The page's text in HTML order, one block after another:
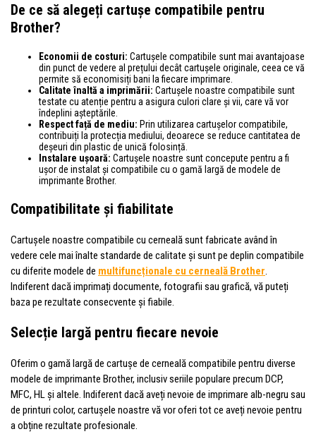
De ce să alegeți cartușe compatibile pentru
Brother?
Economii de costuri: Cartușele compatibile sunt mai avantajoase
din punct de vedere al prețului decât cartușele originale, ceea ce vă
permite să economisiți bani la fiecare imprimare.
Calitate înaltă a imprimării: Cartușele noastre compatibile sunt
testate cu atenție pentru a asigura culori clare și vii, care vă vor
îndeplini așteptările.
Respect față de mediu: Prin utilizarea cartușelor compatibile,
contribuiți la protecția mediului, deoarece se reduce cantitatea de
deșeuri din plastic de unică folosință.
Instalare ușoară: Cartușele noastre sunt concepute pentru a fi
ușor de instalat și compatibile cu o gamă largă de modele de
imprimante Brother.
Compatibilitate și fiabilitate
Cartușele noastre compatibile cu cerneală sunt fabricate având în
vedere cele mai înalte standarde de calitate și sunt pe deplin compatibile
cu diferite modele de multifuncționale cu cerneală Brother.
Indiferent dacă imprimați documente, fotografii sau grafică, vă puteți
baza pe rezultate consecvente și fiabile.
Selecție largă pentru fiecare nevoie
Oferim o gamă largă de cartușe de cerneală compatibile pentru diverse
modele de imprimante Brother, inclusiv seriile populare precum DCP,
MFC, HL și altele. Indiferent dacă aveți nevoie de imprimare alb-negru sau
de printuri color, cartușele noastre vă vor oferi tot ce aveți nevoie pentru
a obține rezultate profesionale.